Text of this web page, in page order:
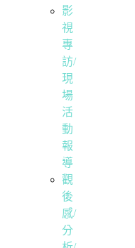
影
視
專
訪/
現
場
活
動
報
導
觀
後
感/
分